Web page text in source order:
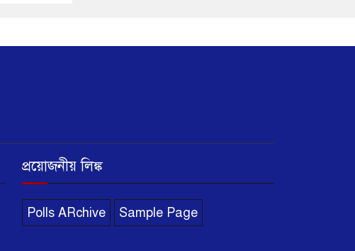
প্রয়োজনীয় লিঙ্ক
Polls ARchive Sample Page